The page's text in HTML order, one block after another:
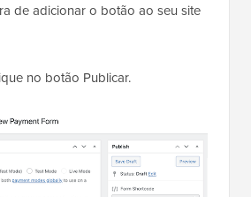
de adicionar o botão ao seu site
no botão Publicar.